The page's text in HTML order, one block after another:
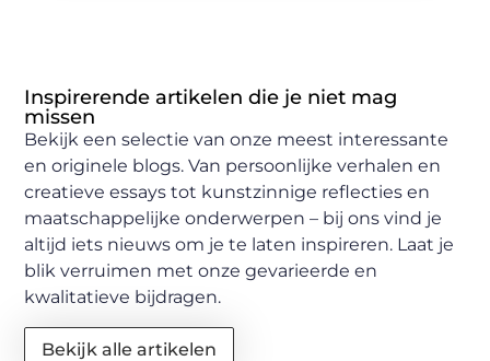
Inspirerende artikelen die je niet mag
missen
Bekijk een selectie van onze meest interessante
en originele blogs. Van persoonlijke verhalen en
creatieve essays tot kunstzinnige reflecties en
maatschappelijke onderwerpen – bij ons vind je
altijd iets nieuws om je te laten inspireren. Laat je
blik verruimen met onze gevarieerde en
kwalitatieve bijdragen.
Bekijk alle artikelen